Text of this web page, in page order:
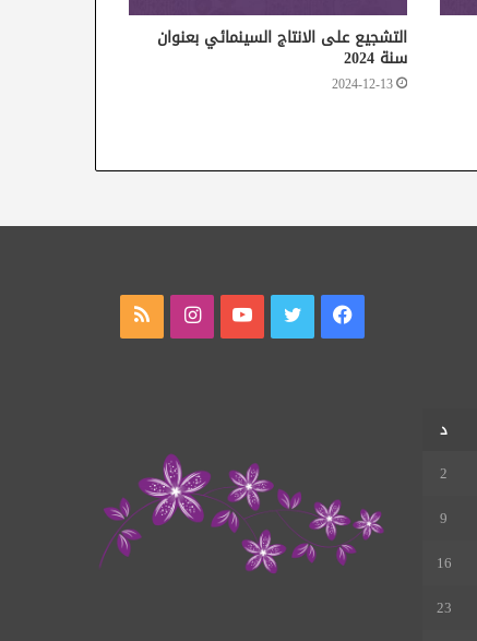
التشجيع على الانتاج السينمائي بعنوان
سنة 2024
2024-12-13
د
2
9
16
23
فيسبوك تويتر يوتيوب انستقرام